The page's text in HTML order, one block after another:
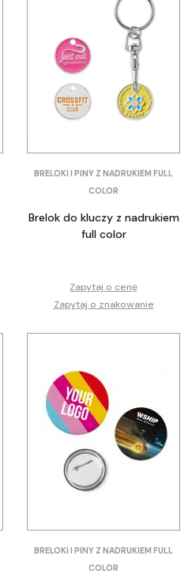
BRELOKI I PINY Z NADRUKIEM FULL
COLOR
Brelok do kluczy z nadrukiem
full color
Zapytaj o cenę
Zapytaj o znakowanie
BRELOKI I PINY Z NADRUKIEM FULL
COLOR